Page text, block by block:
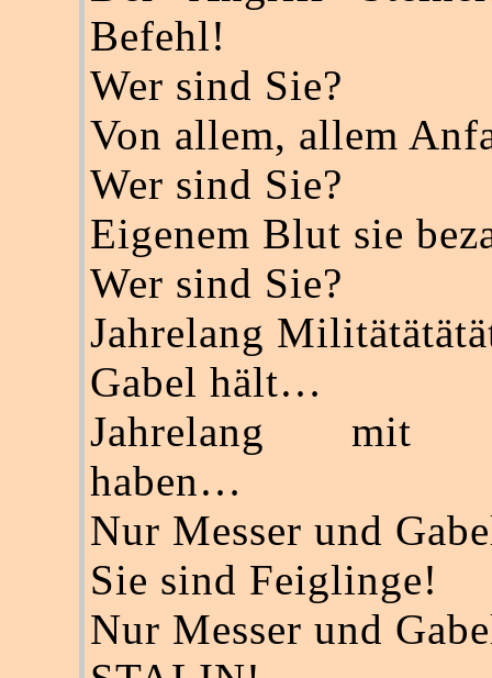
Befehl!
Wer sind Sie?
Von allem, allem
Wer sind Sie?
Eigenem Blut sie
Wer sind Sie?
Jahrelang
Gabel hält…
Jahrelang mit
haben…
Nur Messer und
Sie sind Feiglinge!
Nur Messer und